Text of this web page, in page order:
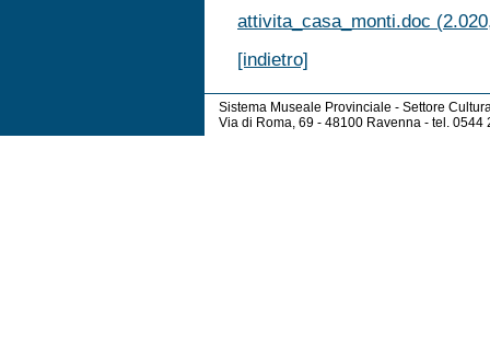
attivita_casa_monti.doc
[indietro]
Sistema Museale Provinciale - Settore
Via di Roma, 69 - 48100 Ravenna - tel.